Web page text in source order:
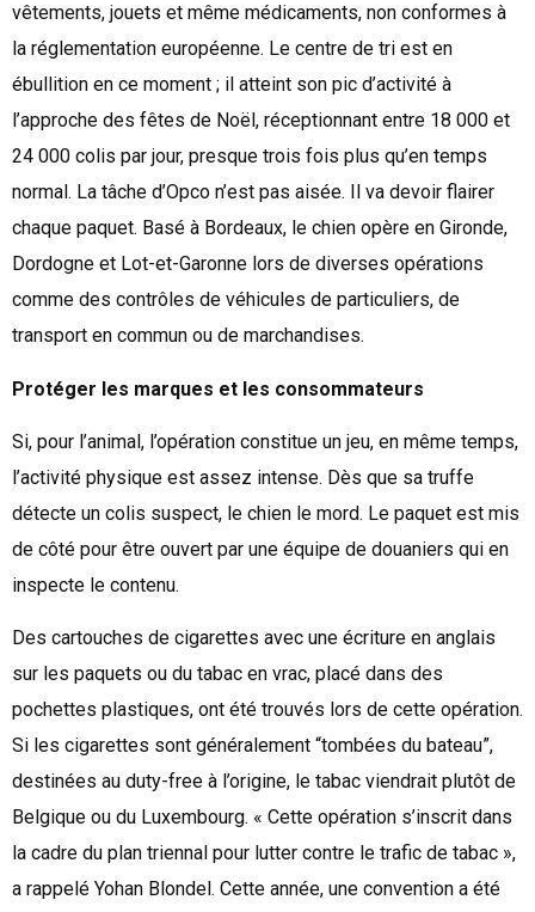
vêtements, jouets et même médicaments, non conformes à
la réglementation européenne. Le centre de tri est en
ébullition en ce moment ; il atteint son pic d’activité à
l’approche des fêtes de Noël, réceptionnant entre 18 000 et
24 000 colis par jour, presque trois fois plus qu’en temps
normal. La tâche d’Opco n’est pas aisée. Il va devoir flairer
chaque paquet. Basé à Bordeaux, le chien opère en Gironde,
Dordogne et Lot-et-Garonne lors de diverses opérations
comme des contrôles de véhicules de particuliers, de
transport en commun ou de marchandises.
Protéger les marques et les consommateurs
Si, pour l’animal, l’opération constitue un jeu, en même temps,
l’activité physique est assez intense. Dès que sa truffe
détecte un colis suspect, le chien le mord. Le paquet est mis
de côté pour être ouvert par une équipe de douaniers qui en
inspecte le contenu.
Des cartouches de cigarettes avec une écriture en anglais
sur les paquets ou du tabac en vrac, placé dans des
pochettes plastiques, ont été trouvés lors de cette opération.
Si les cigarettes sont généralement “tombées du bateau”,
destinées au duty-free à l’origine, le tabac viendrait plutôt de
Belgique ou du Luxembourg. « Cette opération s’inscrit dans
la cadre du plan triennal pour lutter contre le trafic de tabac »,
a rappelé Yohan Blondel. Cette année, une convention a été